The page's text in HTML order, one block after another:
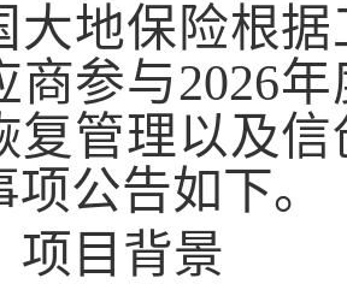
大地保险根
商参与2026年
复管理以及
公告如下。
项目背景